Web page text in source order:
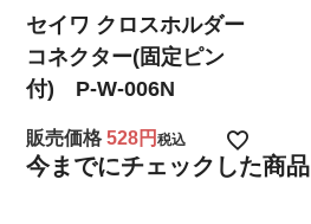
セイワ クロスホルダー
コネクター(固定ピン
付) P-W-006N
販売価格 528 税込
今までにチェックした商品